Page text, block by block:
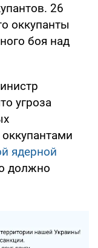
26
оккупанты
боя над
угроза
ядерной
должно